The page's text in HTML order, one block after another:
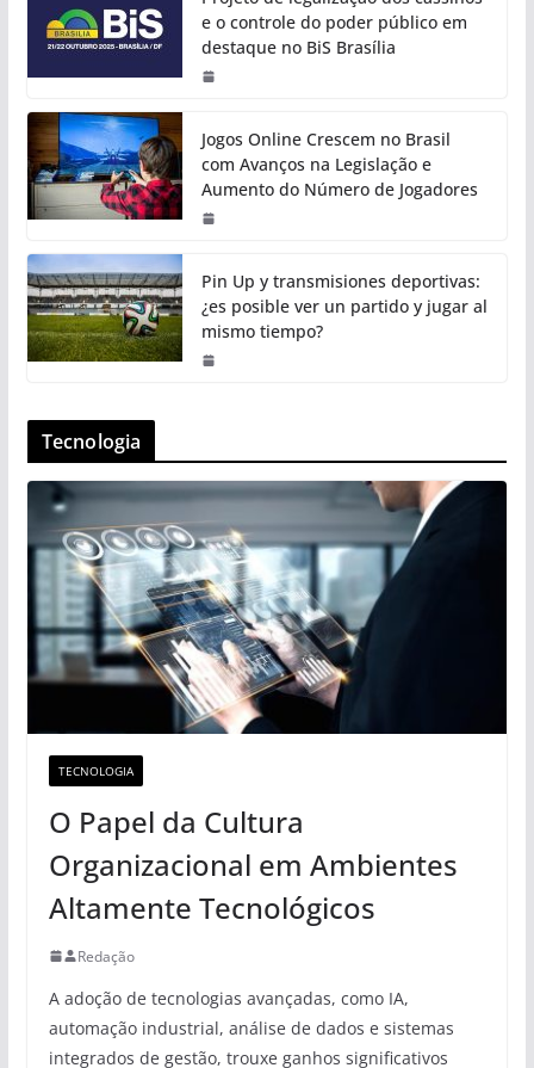
e o controle do poder público em
destaque no BiS Brasília
Jogos Online Crescem no Brasil
com Avanços na Legislação e
Aumento do Número de Jogadores
Pin Up y transmisiones deportivas:
¿es posible ver un partido y jugar al
mismo tiempo?
Tecnologia
TECNOLOGIA
O Papel da Cultura
Organizacional em Ambientes
Altamente Tecnológicos
Redação
A adoção de tecnologias avançadas, como IA,
automação industrial, análise de dados e sistemas
integrados de gestão, trouxe ganhos significativos